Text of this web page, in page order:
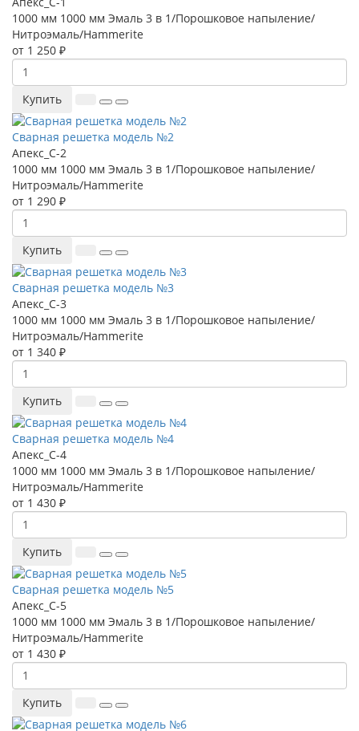
1000 мм 1000 мм Эмаль 3 в 1/Порошковое напыление/
Нитроэмаль/Hammerite
от 1 250 ₽
Купить
Сварная решетка модель №2
Апекс_С-2
1000 мм 1000 мм Эмаль 3 в 1/Порошковое напыление/
Нитроэмаль/Hammerite
от 1 290 ₽
Купить
Сварная решетка модель №3
Апекс_С-3
1000 мм 1000 мм Эмаль 3 в 1/Порошковое напыление/
Нитроэмаль/Hammerite
от 1 340 ₽
Купить
Сварная решетка модель №4
Апекс_С-4
1000 мм 1000 мм Эмаль 3 в 1/Порошковое напыление/
Нитроэмаль/Hammerite
от 1 430 ₽
Купить
Сварная решетка модель №5
Апекс_С-5
1000 мм 1000 мм Эмаль 3 в 1/Порошковое напыление/
Нитроэмаль/Hammerite
от 1 430 ₽
Купить